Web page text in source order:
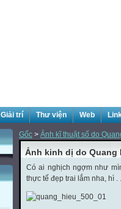
Giải trí Thư viện Web
Gốc > Ảnh kĩ thuật số do
Ảnh kinh dị do Quang
Có ai nghịch ngợm như
thực tế đẹp trai lắm nha, hì